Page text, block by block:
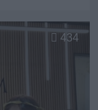
434